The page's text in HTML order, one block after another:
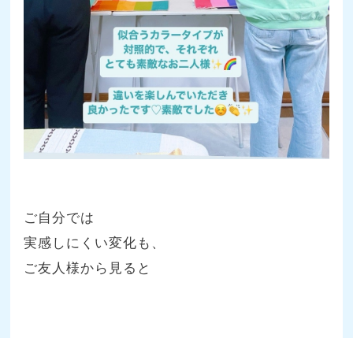
ご自分では
実感しにくい変化も、
ご友人様から見ると